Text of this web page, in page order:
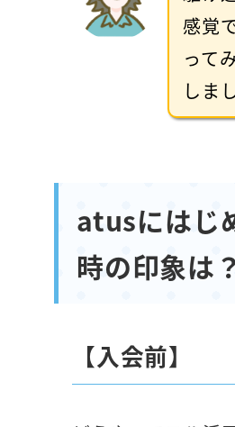
感覚
って
しま
atusにはじ
時の印象は？
【入会前】